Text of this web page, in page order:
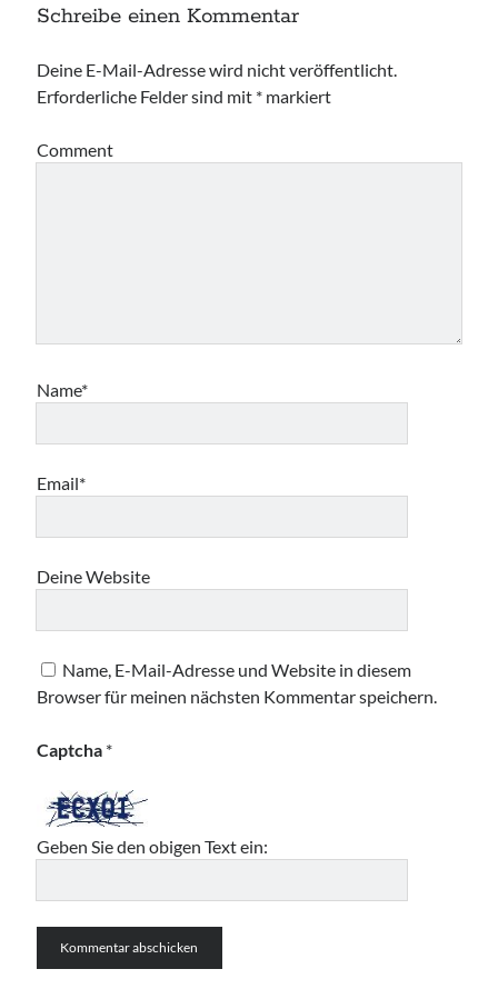
Schreibe einen Kommentar
Deine E-Mail-Adresse wird nicht veröffentlicht.
Erforderliche Felder sind mit * markiert
Comment
Name*
Email*
Deine Website
Name, E-Mail-Adresse und Website in diesem
Browser für meinen nächsten Kommentar speichern.
Captcha *
Geben Sie den obigen Text ein: